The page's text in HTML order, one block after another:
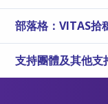
部落格：VITAS拾
支持團體及其他支